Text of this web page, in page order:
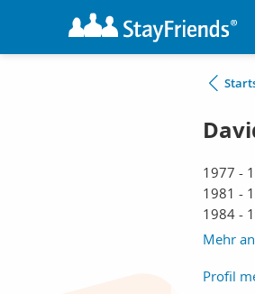
1977 -
1981 -
1984 -
Mehr
Profil